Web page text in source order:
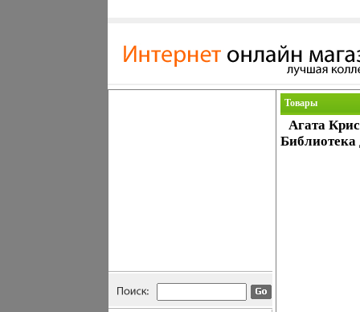
Товары
Агата
Библиотека